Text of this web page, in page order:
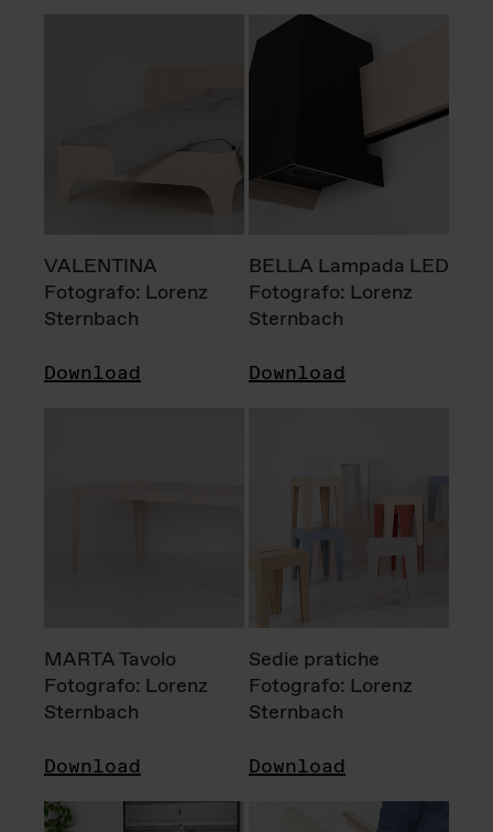
VALENTINA
Fotografo: Lorenz
Sternbach
Download
BELLA Lampada LED
Fotografo: Lorenz
Sternbach
Download
MARTA Tavolo
Fotografo: Lorenz
Sternbach
Download
Sedie pratiche
Fotografo: Lorenz
Sternbach
Download